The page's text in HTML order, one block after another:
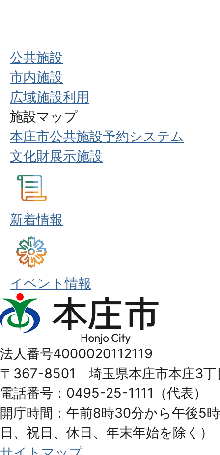
公共施設
市内施設
広域施設利用
施設マップ
本庄市公共施設予約システム
文化財展示施設
新着情報
イベント情報
本
庄
Honjo
City
法人番号4000020112119
〒367-8501 埼玉県本庄市本庄3丁
電話番号：0495-25-1111（代表）
開庁時間：午前8時30分から午後5
日、祝日、休日、年末年始を除く）